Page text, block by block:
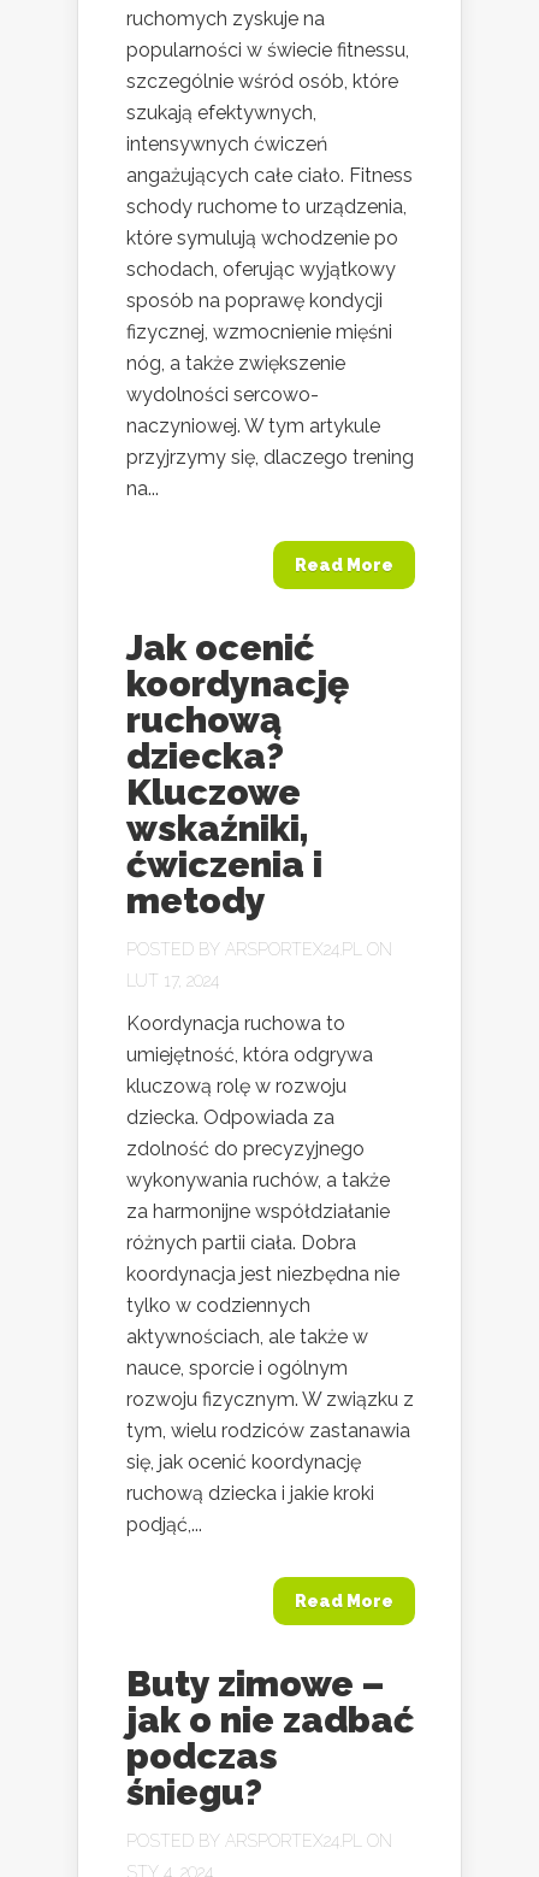
ruchomych zyskuje na
popularności w świecie fitnessu,
szczególnie wśród osób, które
szukają efektywnych,
intensywnych ćwiczeń
angażujących całe ciało. Fitness
schody ruchome to urządzenia,
które symulują wchodzenie po
schodach, oferując wyjątkowy
sposób na poprawę kondycji
fizycznej, wzmocnienie mięśni
nóg, a także zwiększenie
wydolności sercowo-
naczyniowej. W tym artykule
przyjrzymy się, dlaczego trening
na...
Read More
Jak ocenić
koordynację
ruchową
dziecka?
Kluczowe
wskaźniki,
ćwiczenia i
metody
POSTED BY ARSPORTEX24.PL
ON
LUT 17, 2024
Koordynacja ruchowa to
umiejętność, która odgrywa
kluczową rolę w rozwoju
dziecka. Odpowiada za
zdolność do precyzyjnego
wykonywania ruchów, a także
za harmonijne współdziałanie
różnych partii ciała. Dobra
koordynacja jest niezbędna nie
tylko w codziennych
aktywnościach, ale także w
nauce, sporcie i ogólnym
rozwoju fizycznym. W związku z
tym, wielu rodziców zastanawia
się, jak ocenić koordynację
ruchową dziecka i jakie kroki
podjąć,...
Read More
Buty zimowe –
jak o nie zadbać
podczas
śniegu?
POSTED BY ARSPORTEX24.PL
ON
STY 4, 2024